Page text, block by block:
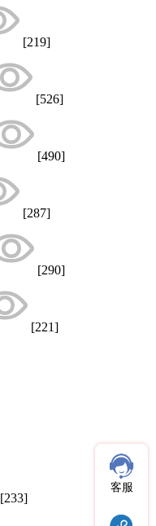
[219]
[526]
[490]
[287]
[290]
[221]
[233]
客服